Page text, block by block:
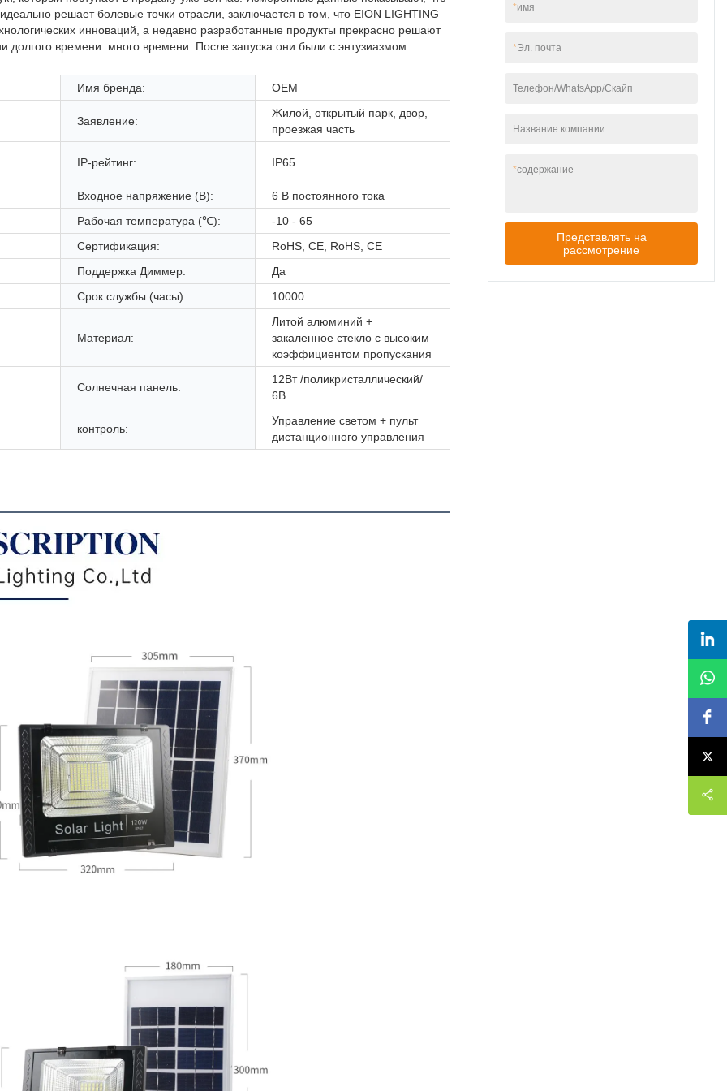
решает болевые точки отрасли, заключается в том, что EION LIGHTING
инноваций, а недавно разработанные продукты прекрасно решают
долгого времени. много времени. После запуска они были с энтузиазмом
Имя бренда: ОЕМ
Заявление:
Жилой, открытый парк, двор,
проезжая часть
IP-рейтинг: IP65
Входное напряжение (В):
6 В постоянного тока
Рабочая температура (℃):
-10 - 65
Сертификация:
RoHS, CE, RoHS, CE
Поддержка Диммер:
Да
Срок службы (часы):
10000
Материал:
Литой алюминий +
закаленное стекло с высоким
коэффициентом пропускания
Солнечная панель:
12Вт /поликристаллический/
6В
контроль:
Управление светом + пульт
дистанционного управления
*имя
*Эл. почта
Телефон/WhatsApp/Скайп
Название компании
*содержание
Представлять на
рассмотрение